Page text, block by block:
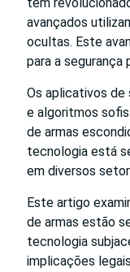
avançados
ocultas. Este
para a segurança
Os aplicativos de
e algoritmos
de armas
tecnologia está
em diversos
Este artigo
de armas estão
tecnologia
implicações